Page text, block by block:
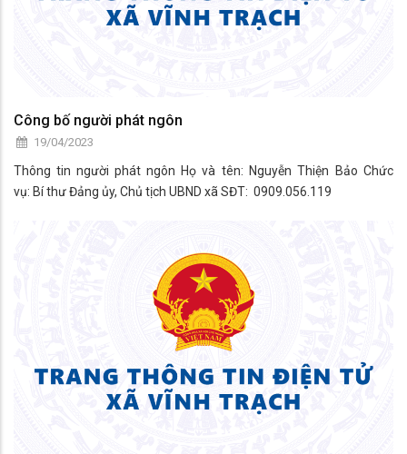
Công bố người phát ngôn
19/04/2023
Thông tin người phát ngôn Họ và tên: Nguyễn Thiện Bảo Chức